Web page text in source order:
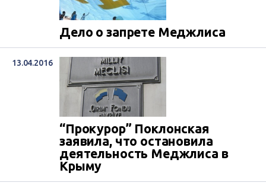
Дело о запрете Меджлиса
13.04.2016
“Прокурор” Поклонская
заявила, что остановила
деятельность Меджлиса в
Крыму